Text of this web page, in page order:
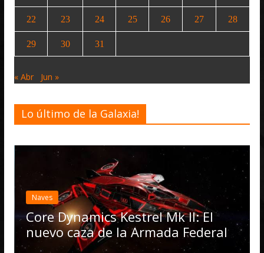
22 23 24 25 26 27 28
29 30 31
« Abr Jun »
Lo último de la Galaxia!
Naves
Core Dynamics Kestrel Mk II: El
nuevo caza de la Armada Federal